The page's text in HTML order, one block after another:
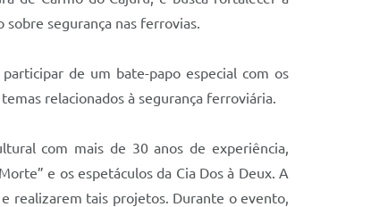
segurança nas ferrovias.
de um bate-papo especial com os
relacionados à segurança ferroviária.
com mais de 30 anos de experiência,
e os espetáculos da Cia Dos à Deux. A
realizarem tais projetos. Durante o evento,